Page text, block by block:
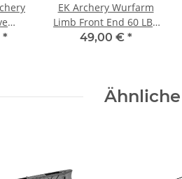
*
EK Archery Wurfarm
Limb Front End 60 LBS
für Armbrust Revo 7
49,00 € *